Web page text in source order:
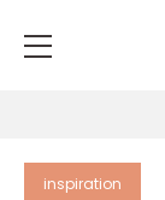
inspiration